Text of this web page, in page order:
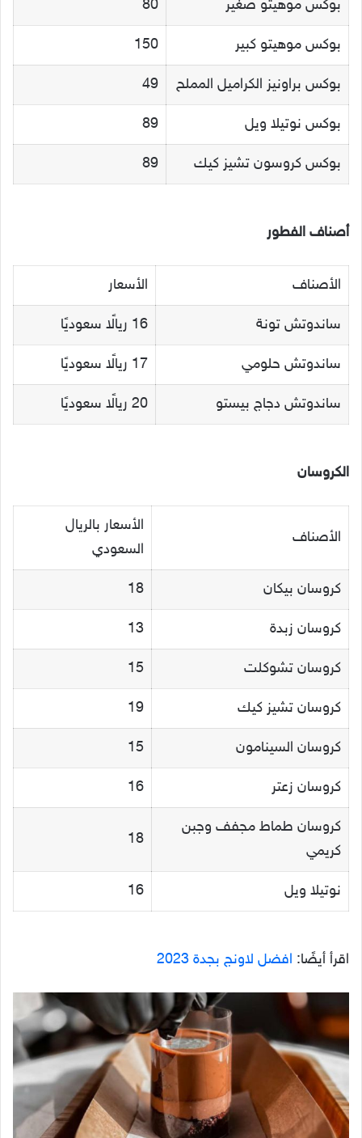
بوكس موهيتو صغير 80
بوكس موهيتو كبير 150
بوكس براونيز الكراميل المملح 49
بوكس نوتيلا ويل 89
بوكس كروسون تشيز كيك 89
أصناف الفطور
الأصناف الأسعار
ساندوتش تونة 16 ريالًا سعوديًا
ساندوتش حلومي 17 ريالًا سعوديًا
ساندوتش دجاج بيستو 20 ريالًا سعوديًا
الكروسان
الأصناف
الأسعار بالريال
السعودي
كروسان بيكان 18
كروسان زبدة 13
كروسان تشوكلت 15
كروسان تشيز كيك 19
كروسان السينامون 15
كروسان زعتر 16
كروسان طماط مجفف وجبن
كريمي
18
نوتيلا ويل 16
اقرأ أيضًا: افضل لاونج بجدة 2023